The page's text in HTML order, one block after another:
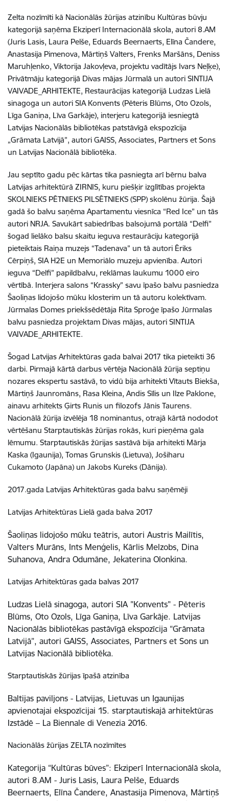
Zelta nozīmīti kā Nacionālās žūrijas atzinību Kultūras būvju
kategorijā saņēma Ekziperī Internacionālā skola, autori 8.AM
(Juris Lasis, Laura Pelše, Eduards Beernaerts, Elīna Čandere,
Anastasija Pimenova, Mārtiņš Valters, Frenks Maršāns, Deniss
Maruhļenko, Viktorija Jakovļeva, projektu vadītājs Ivars Neļķe),
Privātmāju kategorijā Divas mājas Jūrmalā un autori SINTIJA
VAIVADE_ARHITEKTE, Restaurācijas kategorijā Ludzas Lielā
sinagoga un autori SIA Konvents (Pēteris Blūms, Oto Ozols,
Līga Ganiņa, Līva Garkāje), interjeru kategorijā iesniegtā
Latvijas Nacionālās bibliotēkas patstāvīgā ekspozīcija
„Grāmata Latvijā”, autori GAISS, Associates, Partners et Sons
un Latvijas Nacionālā bibliotēka.
Jau septīto gadu pēc kārtas tika pasniegta arī bērnu balva
Latvijas arhitektūrā ZIRNIS, kuru piešķir izglītības projekta
SKOLNIEKS PĒTNIEKS PILSĒTNIEKS (SPP) skolēnu žūrija. Šajā
gadā šo balvu saņēma Apartamentu viesnīca “Red Ice” un tās
autori NRJA. Savukārt sabiedrības balsojumā portālā “Delfi”
šogad lielāko balsu skaitu ieguva restaurāciju kategorijā
pieteiktais Raiņa muzejs “Tadenava” un tā autori Ēriks
Cērpiņš, SIA H2E un Memoriālo muzeju apvienība. Autori
ieguva “Delfi” papildbalvu, reklāmas laukumu 1000 eiro
vērtībā. Interjera salons “Krassky” savu īpašo balvu pasniedza
Šaoliņas lidojošo mūku klosterim un tā autoru kolektīvam.
Jūrmalas Domes priekšsēdētāja Rita Sproģe īpašo Jūrmalas
balvu pasniedza projektam Divas mājas, autori SINTIJA
VAIVADE_ARHITEKTE.
Šogad Latvijas Arhitektūras gada balvai 2017 tika pieteikti 36
darbi. Pirmajā kārtā darbus vērtēja Nacionālā žūrija septiņu
nozares ekspertu sastāvā, to vidū bija arhitekti Vītauts Biekša,
Mārtiņš Jaunromāns, Rasa Kleina, Andis Sīlis un Ilze Paklone,
ainavu arhitekts Ģirts Runis un filozofs Jānis Taurens.
Nacionālā žūrija izvēlēja 18 nominantus, otrajā kārtā nododot
vērtēšanu Starptautiskās žūrijas rokās, kuri pieņēma gala
lēmumu. Starptautiskās žūrijas sastāvā bija arhitekti Mārja
Kaska (Igaunija), Tomas Grunskis (Lietuva), Jošiharu
Cukamoto (Japāna) un Jakobs Kureks (Dānija).
2017.gada Latvijas Arhitektūras gada balvu saņēmēji
Latvijas Arhitektūras Lielā gada balva 2017
Šaoliņas lidojošo mūku teātris, autori Austris Mailītis,
Valters Murāns, Ints Menģelis, Kārlis Melzobs, Dina
Suhanova, Andra Odumāne, Jekaterina Olonkina.
Latvijas Arhitektūras gada balvas 2017
Ludzas Lielā sinagoga, autori SIA "Konvents" - Pēteris
Blūms, Oto Ozols, Līga Ganiņa, Līva Garkāje. Latvijas
Nacionālās bibliotēkas pastāvīgā ekspozīcija “Grāmata
Latvijā”, autori GAISS, Associates, Partners et Sons un
Latvijas Nacionālā bibliotēka.
Starptautiskās žūrijas īpašā atzinība
Baltijas paviljons - Latvijas, Lietuvas un Igaunijas
apvienotajai ekspozīcijai 15. starptautiskajā arhitektūras
Izstādē – La Biennale di Venezia 2016.
Nacionālās žūrijas ZELTA nozīmītes
Kategorija “Kultūras būves”: Ekziperī Internacionālā skola,
autori 8.AM - Juris Lasis, Laura Pelše, Eduards
Beernaerts, Elīna Čandere, Anastasija Pimenova, Mārtiņš